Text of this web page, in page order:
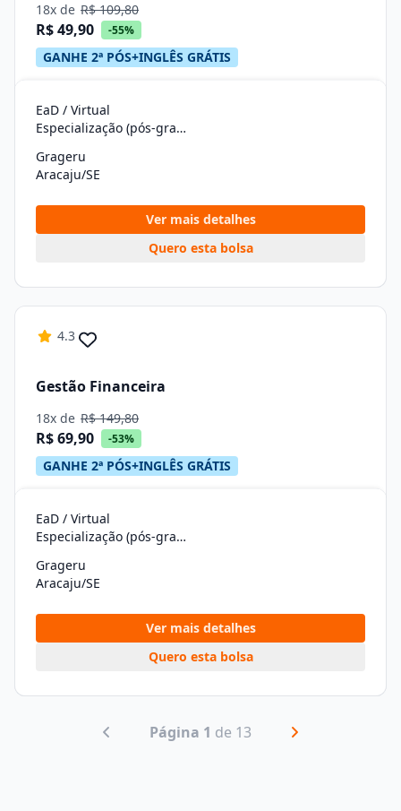
18x de R$ 109,80
R$ 49,90 -55%
GANHE 2ª PÓS+INGLÊS GRÁTIS
EaD / Virtual
Especialização (pós-graduação)
Grageru
Aracaju/SE
Ver mais detalhes
Quero esta bolsa
4.3
Gestão Financeira
18x de R$ 149,80
R$ 69,90 -53%
GANHE 2ª PÓS+INGLÊS GRÁTIS
EaD / Virtual
Especialização (pós-graduação)
Grageru
Aracaju/SE
Ver mais detalhes
Quero esta bolsa
Página 1 de 13